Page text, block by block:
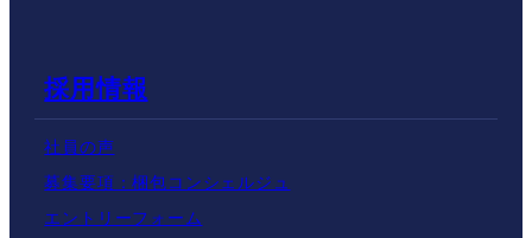
採用情報
社員の声
募集要項：梱包コンシェルジュ
エントリーフォーム